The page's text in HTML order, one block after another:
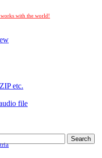
with the world!
etc.
file